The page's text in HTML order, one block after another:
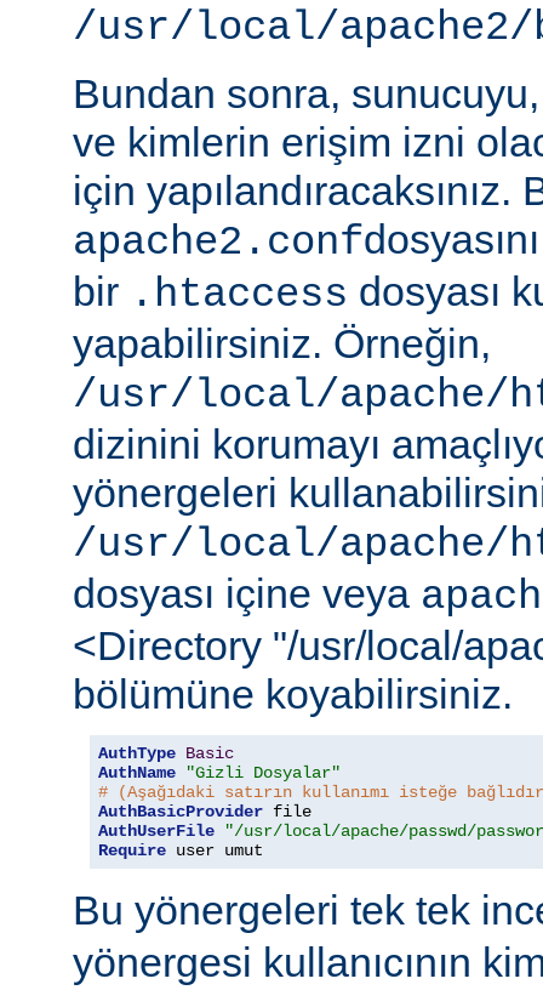
/usr/local/apache2/
Bundan sonra,
ve kimlerin erişim izni
için yapılandıracaksınız.
apache2.conf
bir .htaccess dosyası
yapabilirsiniz. Örneğin,
/usr/local/apache/
dizinini korumayı
yönergeleri
/usr/local/apache/
dosyası içine veya
<Directory "/usr/local/
bölümüne koyabilirsiniz.
AuthType Basic
AuthName
"Gizli Dosyalar"
# (Aşağıdaki satırın kullanımı isteğe
AuthBasicProvider
AuthUserFile
"/usr/local/apache/passwd/
Require user umut
Bu yönergeleri tek tek
yönergesi kullanıcının